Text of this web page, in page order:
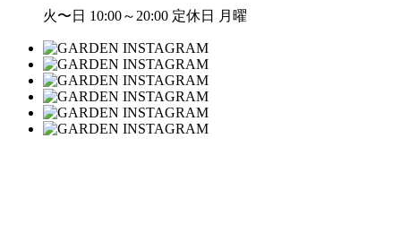
火〜日 10:00～20:00 定休日 月曜